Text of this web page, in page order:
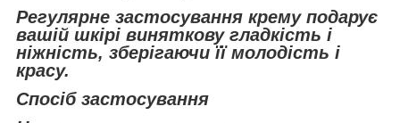
Регулярне застосування крему подарує
вашій шкірі виняткову гладкість і
ніжність, зберігаючи її молодість і
красу.
Спосіб застосування